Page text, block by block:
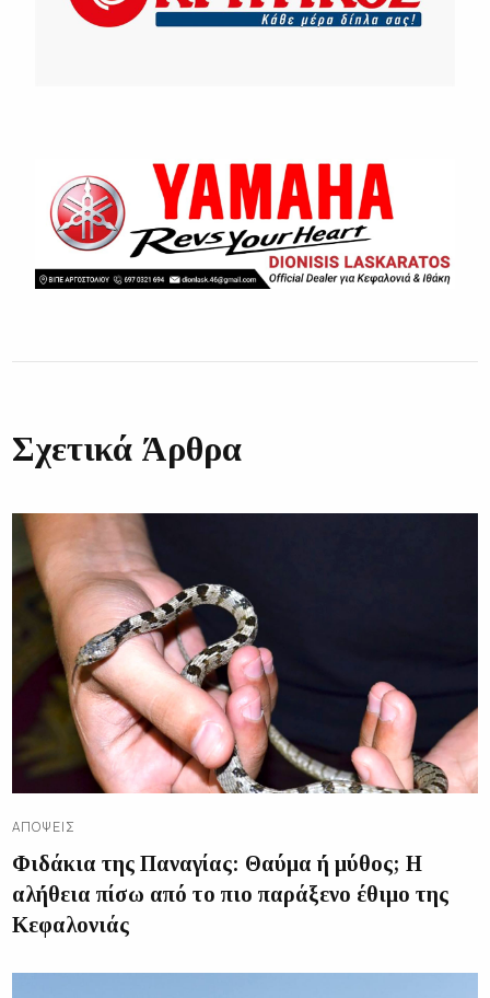
Σχετικά Άρθρα
ΑΠΌΨΕΙΣ
Φιδάκια της Παναγίας: Θαύμα ή μύθος; Η
αλήθεια πίσω από το πιο παράξενο έθιμο της
Κεφαλονιάς